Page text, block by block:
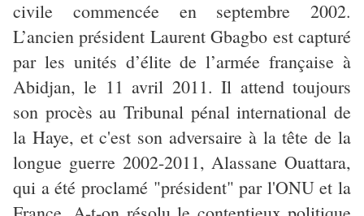
civile commencée en septembre 2002.
L’ancien président Laurent Gbagbo est capturé
par les unités d’élite de l’armée française à
Abidjan, le 11 avril 2011. Il attend toujours
son procès au Tribunal pénal international de
la Haye, et c'est son adversaire à la tête de la
longue guerre 2002-2011, Alassane Ouattara,
qui a été proclamé "président" par l'ONU et la